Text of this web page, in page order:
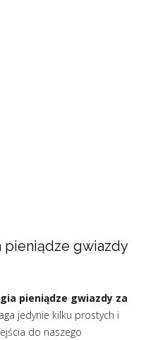
pieniądze gwiazdy
pieniądze gwiazdy za
jedynie kilku prostych i
do naszego